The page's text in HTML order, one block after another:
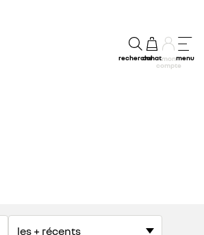
rechercheachatmon
compte
menu